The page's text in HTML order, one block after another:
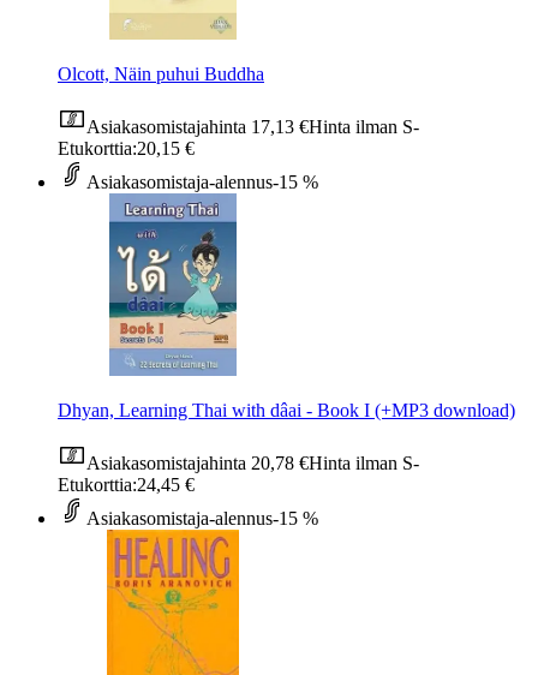
Olcott, Näin puhui Buddha
Asiakasomistajahinta 17,13 €Hinta ilman S-
Etukorttia:20,15 €
Asiakasomistaja-alennus-15 %
Dhyan, Learning Thai with dâai - Book I (+MP3 download)
Asiakasomistajahinta 20,78 €Hinta ilman S-
Etukorttia:24,45 €
Asiakasomistaja-alennus-15 %